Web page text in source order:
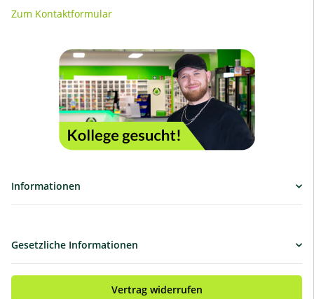
Zum Kontaktformular
Informationen
Gesetzliche Informationen
Vertrag widerrufen